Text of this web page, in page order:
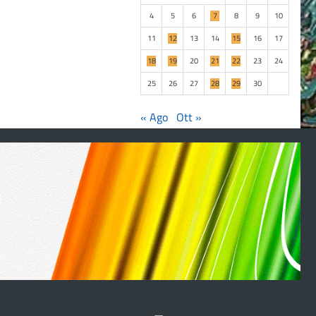
4
5 6 7 8 9
10
11
12 13 14 15 16
17
18
19 20 21 22 23
24
25
26 27 28 29 30
« Ago Ott »